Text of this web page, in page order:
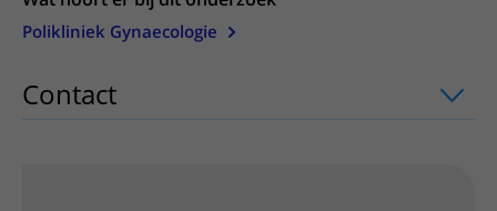
Polikliniek Gynaecologie
Contact uitklapper, klik om te openen